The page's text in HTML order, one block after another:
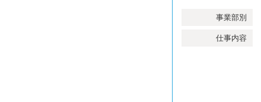
事業部別
仕事内容